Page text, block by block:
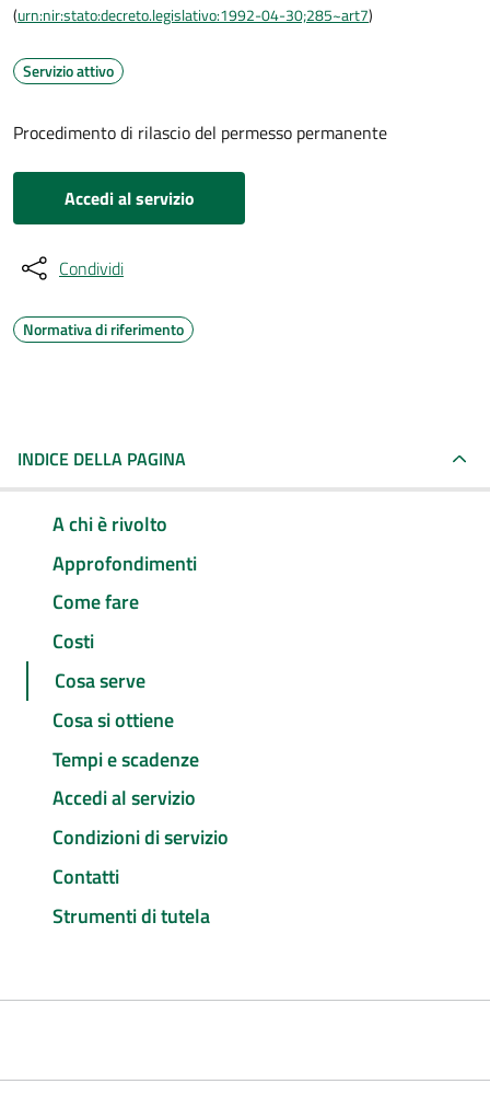
(urn:nir:stato:decreto.legislativo:1992-04-30;285~art7)
Servizio attivo
Procedimento di rilascio del permesso permanente
Accedi al servizio
Condividi
Normativa di riferimento
INDICE DELLA PAGINA
A chi è rivolto
Approfondimenti
Come fare
Costi
Cosa serve
Cosa si ottiene
Tempi e scadenze
Accedi al servizio
Condizioni di servizio
Contatti
Strumenti di tutela